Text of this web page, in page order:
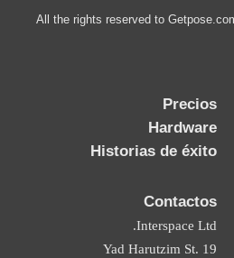
Precios
Hardware
Historias de éxito
Contactos
Interspace Ltd.
19 Yad Harutzim St.